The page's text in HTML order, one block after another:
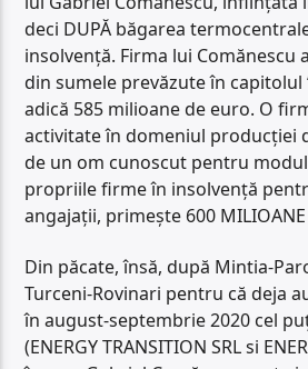
deci DUPĂ băgarea
insolvență. Firma lui Comănescu
din sumele prevăzute în capitolul
adică 585 milioane de euro. O
activitate în domeniul producției
de un om cunoscut pentru
propriile firme în insolvență
angajații, primește 600
Din păcate, însă, după Mintia-
Turceni-Rovinari pentru că deja
în august-septembrie 2020 cel
(ENERGY TRANSITION SRL si